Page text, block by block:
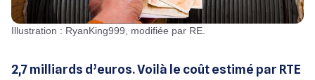
Illustration : RyanKing999, modifiée par RE.
2,7 milliards d’euros. Voilà le coût estimé par RTE